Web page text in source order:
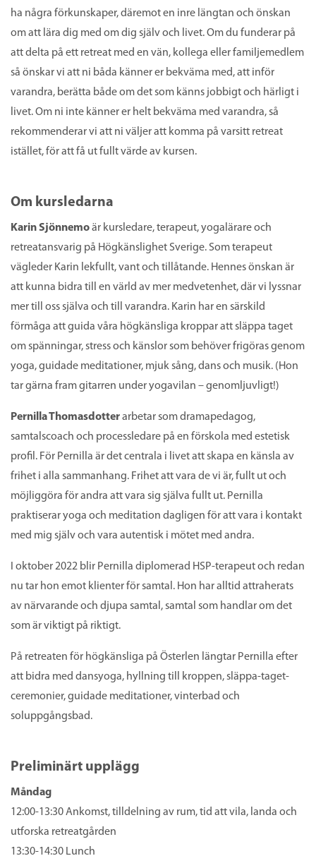
ha några förkunskaper, däremot en inre längtan och önskan
om att lära dig med om dig själv och livet. Om du funderar på
att delta på ett retreat med en vän, kollega eller familjemedlem
så önskar vi att ni båda känner er bekväma med, att inför
varandra, berätta både om det som känns jobbigt och härligt i
livet. Om ni inte känner er helt bekväma med varandra, så
rekommenderar vi att ni väljer att komma på varsitt retreat
istället, för att få ut fullt värde av kursen.
Om kursledarna
Karin Sjönnemoär kursledare, terapeut, yogalärare och
retreatansvarig på Högkänslighet Sverige. Som terapeut
vägleder Karin lekfullt, vant och tillåtande. Hennes önskan är
att kunna bidra till en värld av mer medvetenhet, där vi lyssnar
mer till oss själva och till varandra. Karin har en särskild
förmåga att guida våra högkänsliga kroppar att släppa taget
om spänningar, stress och känslor som behöver frigöras genom
yoga, guidade meditationer, mjuk sång, dans och musik. (Hon
tar gärna fram gitarren under yogavilan – genomljuvligt!)
Pernilla Thomasdotterarbetar som dramapedagog,
samtalscoach och processledare på en förskola med estetisk
profil. För Pernilla är det centrala i livet att skapa en känsla av
frihet i alla sammanhang. Frihet att vara de vi är, fullt ut och
möjliggöra för andra att vara sig själva fullt ut. Pernilla
praktiserar yoga och meditation dagligen för att vara i kontakt
med mig själv och vara autentisk i mötet med andra.
I oktober 2022 blir Pernilla diplomerad HSP-terapeut och redan
nu tar hon emot klienter för samtal. Hon har alltid attraherats
av närvarande och djupa samtal, samtal som handlar om det
som är viktigt på riktigt.
På retreaten för högkänsliga på Österlen längtar Pernilla efter
att bidra med dansyoga, hyllning till kroppen, släppa-taget-
ceremonier, guidade meditationer, vinterbad och
soluppgångsbad.
Preliminärt upplägg
Måndag
12:00-13:30 Ankomst, tilldelning av rum, tid att vila, landa och
utforska retreatgården
13:30-14:30 Lunch